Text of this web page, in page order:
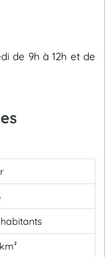
de 9h à 12h et de